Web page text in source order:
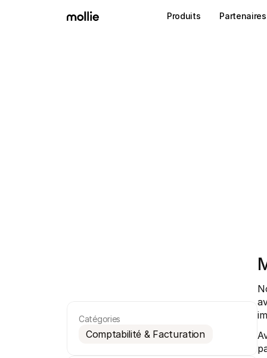
Catégories
Comptabilité & Facturation
Produits Partenaires